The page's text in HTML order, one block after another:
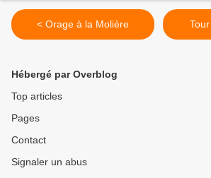
< Orage à la Molière
Hébergé par Overblog
Top articles
Pages
Contact
Signaler un abus